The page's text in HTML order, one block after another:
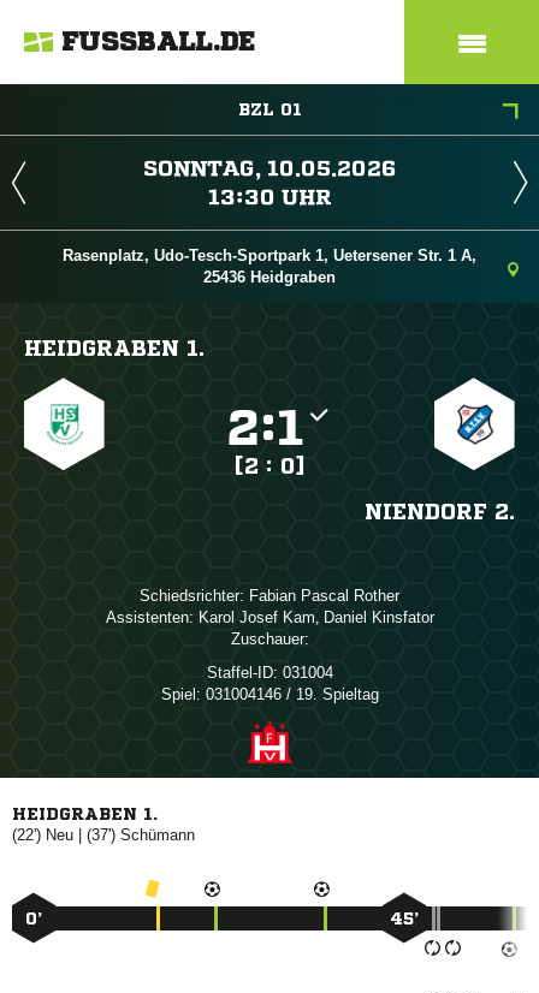
FUSSBALL.DE
BZL 01
 
 
Rasenplatz, Udo-Tesch-Sportpark 1, Uetersener Str. 1 A,
25436 Heidgraben
HEIDGRABEN 1.
:
[2 : 0]
NIENDORF 2.
Schiedsrichter:   
Assistenten:   ,  
Zuschauer:
Staffel-ID: 031004
Spiel: 031004146 / 19. Spieltag
HEIDGRABEN 1.
(22')  | (37') 
0’ 45’